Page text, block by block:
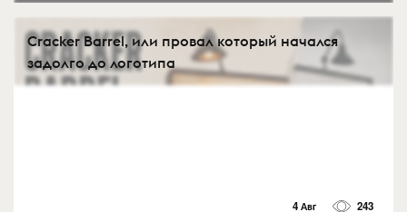
Cracker Barrel, или провал который начался
задолго до логотипа
4 Авг 243